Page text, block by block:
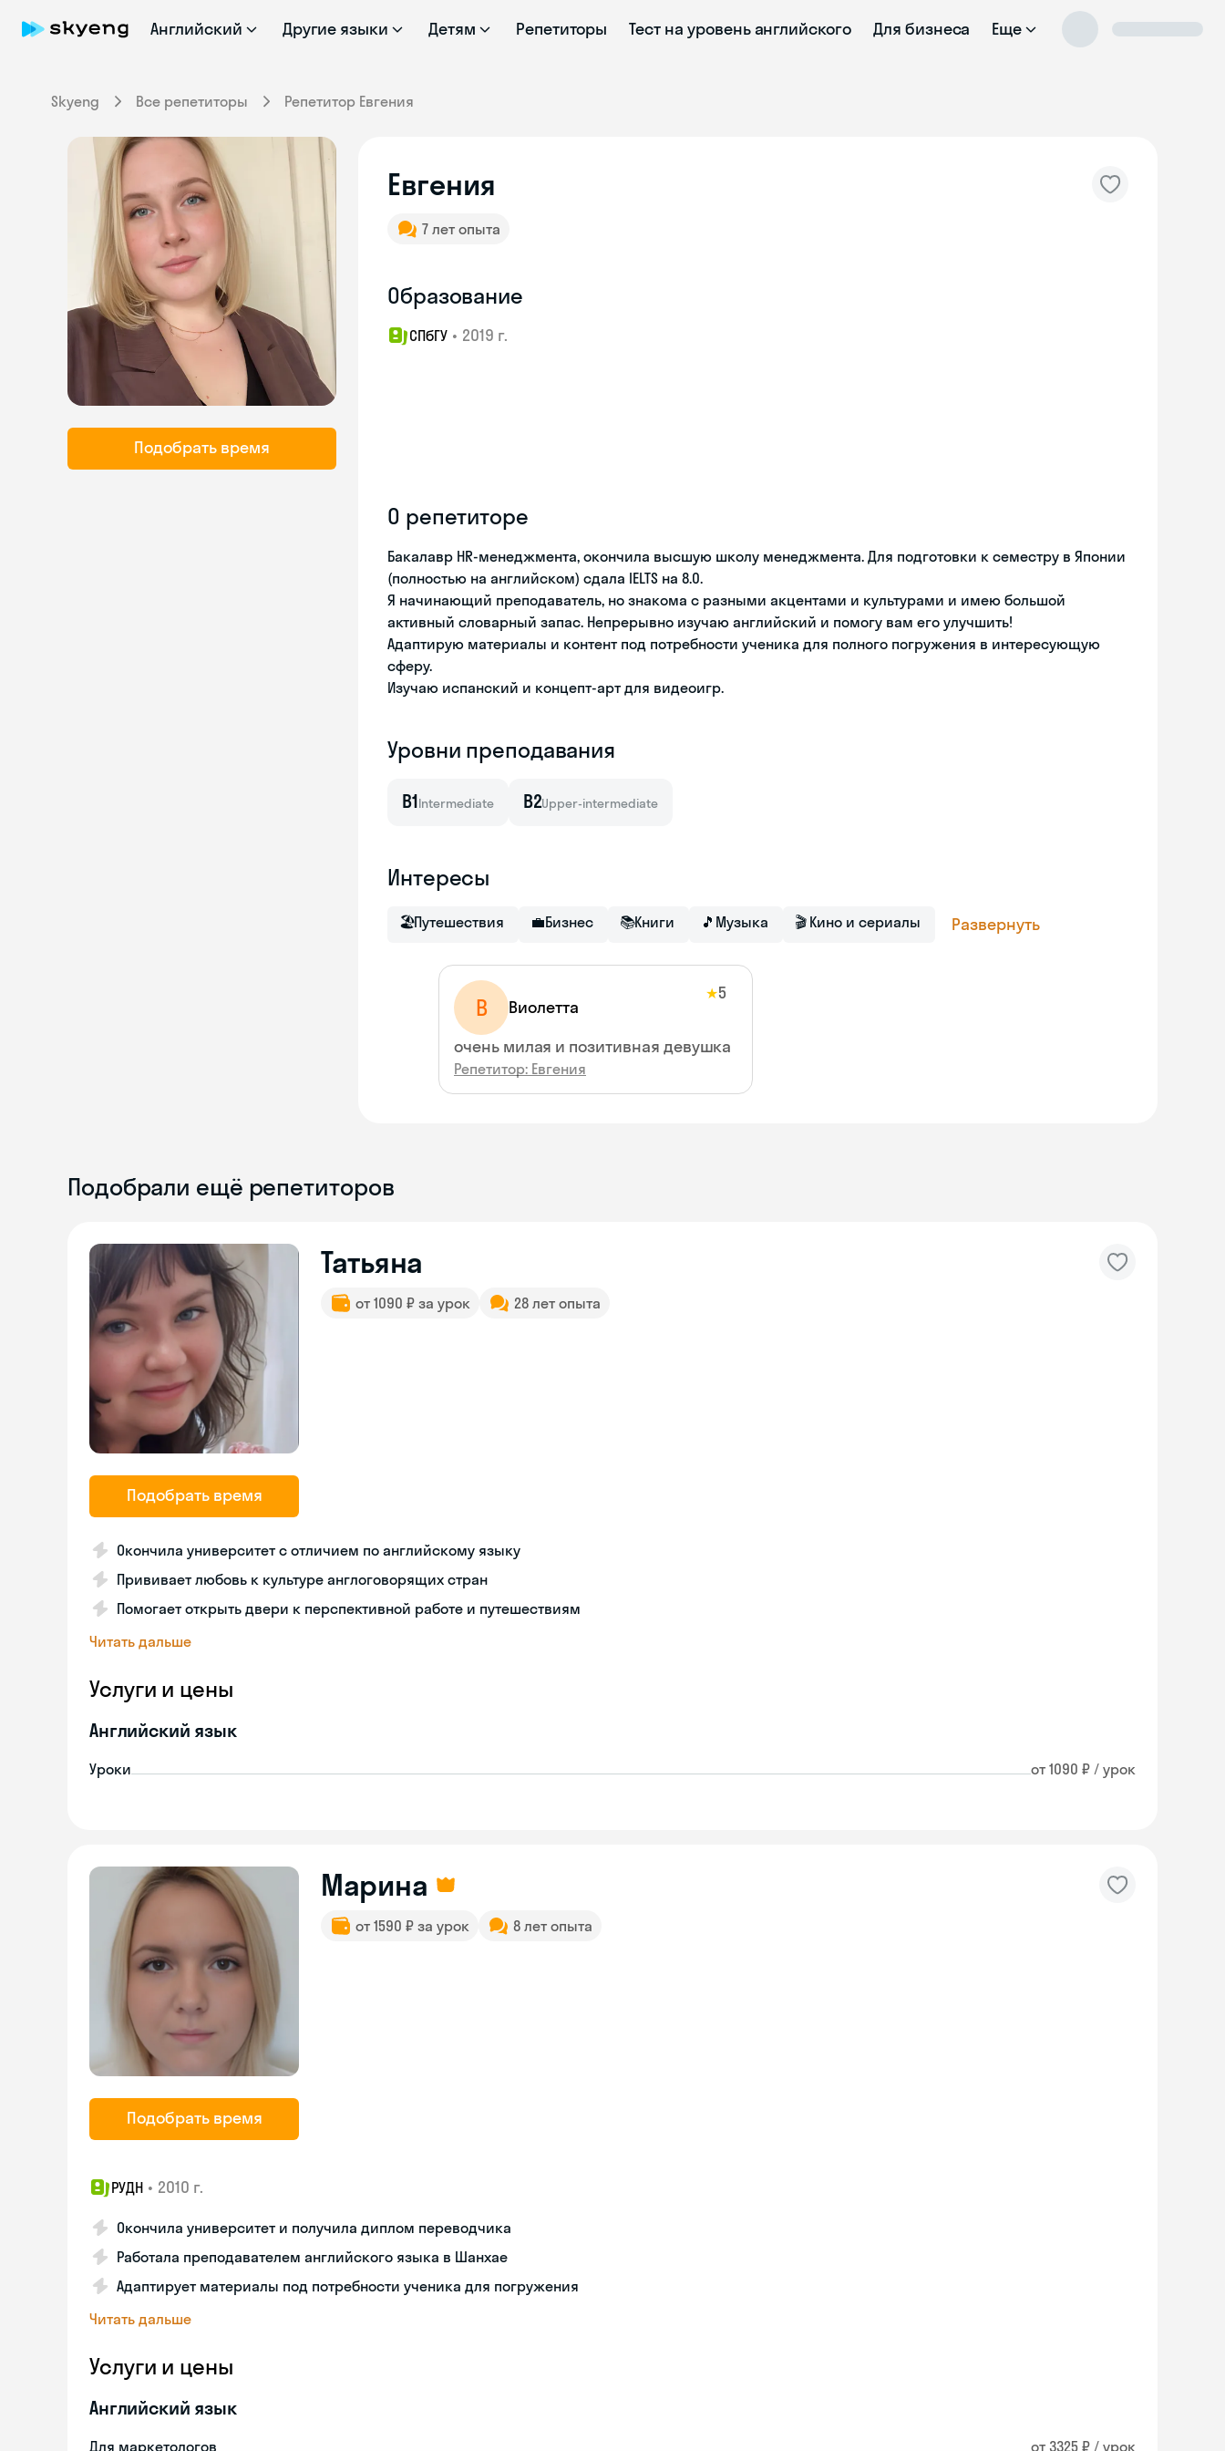
Английский Другие языки Детям Репетиторы Тест на уровень английского Для бизнеса Еще
Skyeng Все репетиторы Репетитор Евгения
Подобрать время
Евгения
7 лет опыта
Образование
СПбГУ • 2019 г.
О репетиторе
Бакалавр HR-менеджмента, окончила высшую школу менеджмента. Для подготовки к семестру в Японии
(полностью на английском) сдала IELTS на 8.0.
Я начинающий преподаватель, но знакома с разными акцентами и культурами и имею большой
активный словарный запас. Непрерывно изучаю английский и помогу вам его улучшить!
Адаптирую материалы и контент под потребности ученика для полного погружения в интересующую
сферу.
Изучаю испанский и концепт-арт для видеоигр.
Уровни преподавания
B1Intermediate B2Upper-intermediate
Интересы
🏖Путешествия 💼Бизнес 📚Книги 🎵 Музыка 🎬 Кино и сериалы Развернуть
В Виолетта
★5
очень милая и позитивная девушка
Репетитор: Евгения
Подобрали ещё репетиторов
Подобрать время
Татьяна
от 1090 ₽ за урок 28 лет опыта
Окончила университет с отличием по английскому языку
Прививает любовь к культуре англоговорящих стран
Помогает открыть двери к перспективной работе и путешествиям
Читать дальше
Услуги и цены
Английский язык
Уроки от 1090 ₽ / урок
Подобрать время
Марина
от 1590 ₽ за урок 8 лет опыта
РУДН • 2010 г.
Окончила университет и получила диплом переводчика
Работала преподавателем английского языка в Шанхае
Адаптирует материалы под потребности ученика для погружения
Читать дальше
Услуги и цены
Английский язык
Для маркетологов от 3325 ₽ / урок